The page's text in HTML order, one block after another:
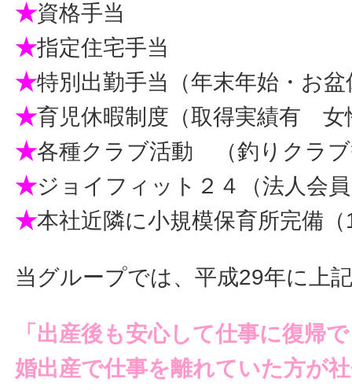
★資格手当
★指定住宅手当
★特別出勤手当（年末年始・お
★育児休暇制度（取得実績有 女
★各種クラブ活動 （釣りクラ
★ジョイフィット２４（法人会
★本社近隣に小規模保育所完備
当グループでは、平成29年に上
「出産後も安心して仕事に復帰
婚出産で仕事を離れていた方が